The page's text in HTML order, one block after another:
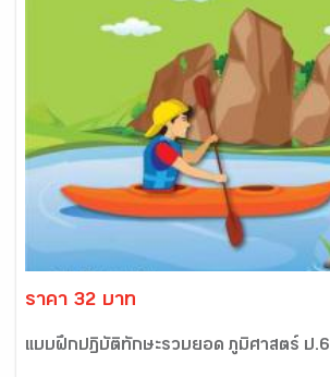
ราคา 32 บาท
แบบฝึกปฏิบัติทักษะรวบยอด ภูมิศาสตร์ ป.6